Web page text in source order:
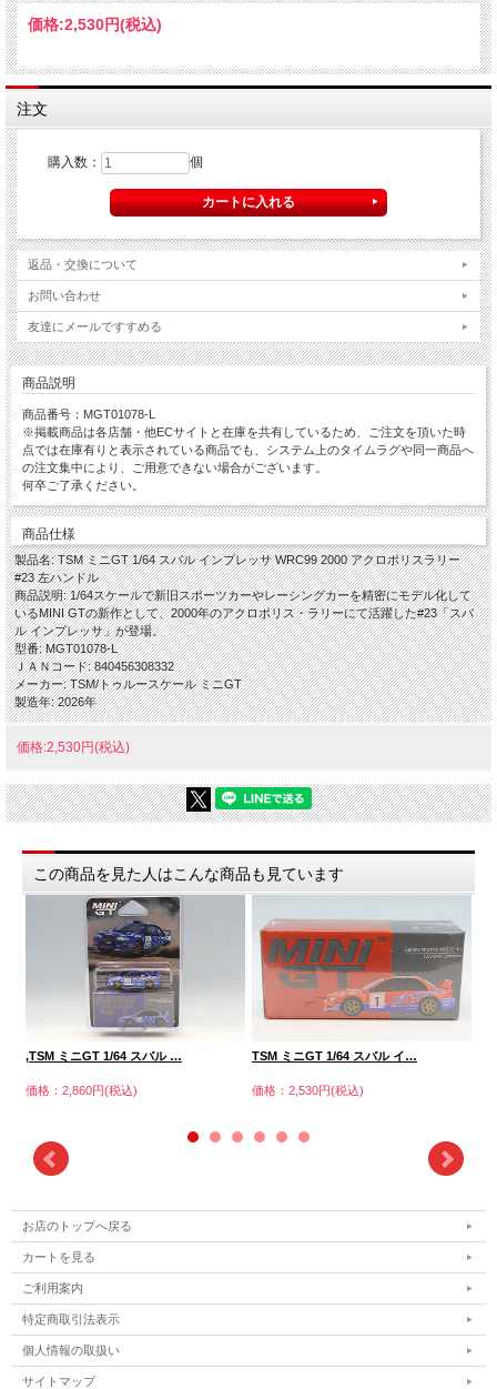
価格:2,530円(税込)
注文
購入数： 個
返品・交換について
お問い合わせ
友達にメールですすめる
商品説明
商品番号：MGT01078-L
※掲載商品は各店舗・他ECサイトと在庫を共有しているため、ご注文を頂いた時
点では在庫有りと表示されている商品でも、システム上のタイムラグや同一商品へ
の注文集中により、ご用意できない場合がございます。
何卒ご了承ください。
商品仕様
製品名: TSM ミニGT 1/64 スバル インプレッサ WRC99 2000 アクロポリスラリー
#23 左ハンドル
商品説明: 1/64スケールで新旧スポーツカーやレーシングカーを精密にモデル化して
いるMINI GTの新作として、2000年のアクロポリス・ラリーにて活躍した#23「スバ
ル インプレッサ」が登場。
型番: MGT01078-L
ＪＡＮコード: 840456308332
メーカー: TSM/トゥルースケール ミニGT
製造年: 2026年
価格:2,530円(税込)
この商品を見た人はこんな商品も見ています
,TSM ミニGT 1/64 スバル …
価格：2,860円(税込)
TSM ミニGT 1/64 スバル イ…
価格：2,530円(税込)
お店のトップへ戻る
カートを見る
ご利用案内
特定商取引法表示
個人情報の取扱い
サイトマップ